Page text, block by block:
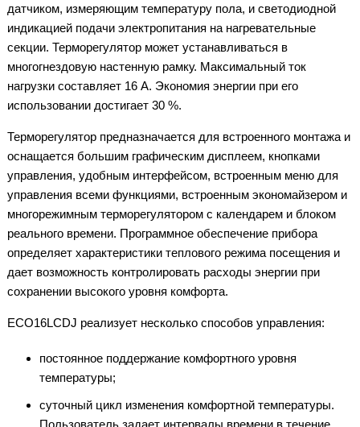
датчиком, измеряющим температуру пола, и светодиодной
индикацией подачи электропитания на нагревательные
секции. Терморегулятор может устанавливаться в
многогнездовую настенную рамку. Максимальный ток
нагрузки составляет 16 А. Экономия энергии при его
использовании достигает 30 %.
Терморегулятор предназначается для встроенного монтажа и
оснащается большим графическим дисплеем, кнопками
управления, удобным интерфейсом, встроенным меню для
управления всеми функциями, встроенным экономайзером и
многорежимным терморегулятором с календарем и блоком
реального времени. Программное обеспечение прибора
определяет характеристики теплового режима посещения и
дает возможность контролировать расходы энергии при
сохранении высокого уровня комфорта.
ECO16LCDJ реализует несколько способов управления:
постоянное поддержание комфортного уровня
температуры;
суточный цикл изменения комфортной температуры.
Пользователь задает интервалы времени в течение